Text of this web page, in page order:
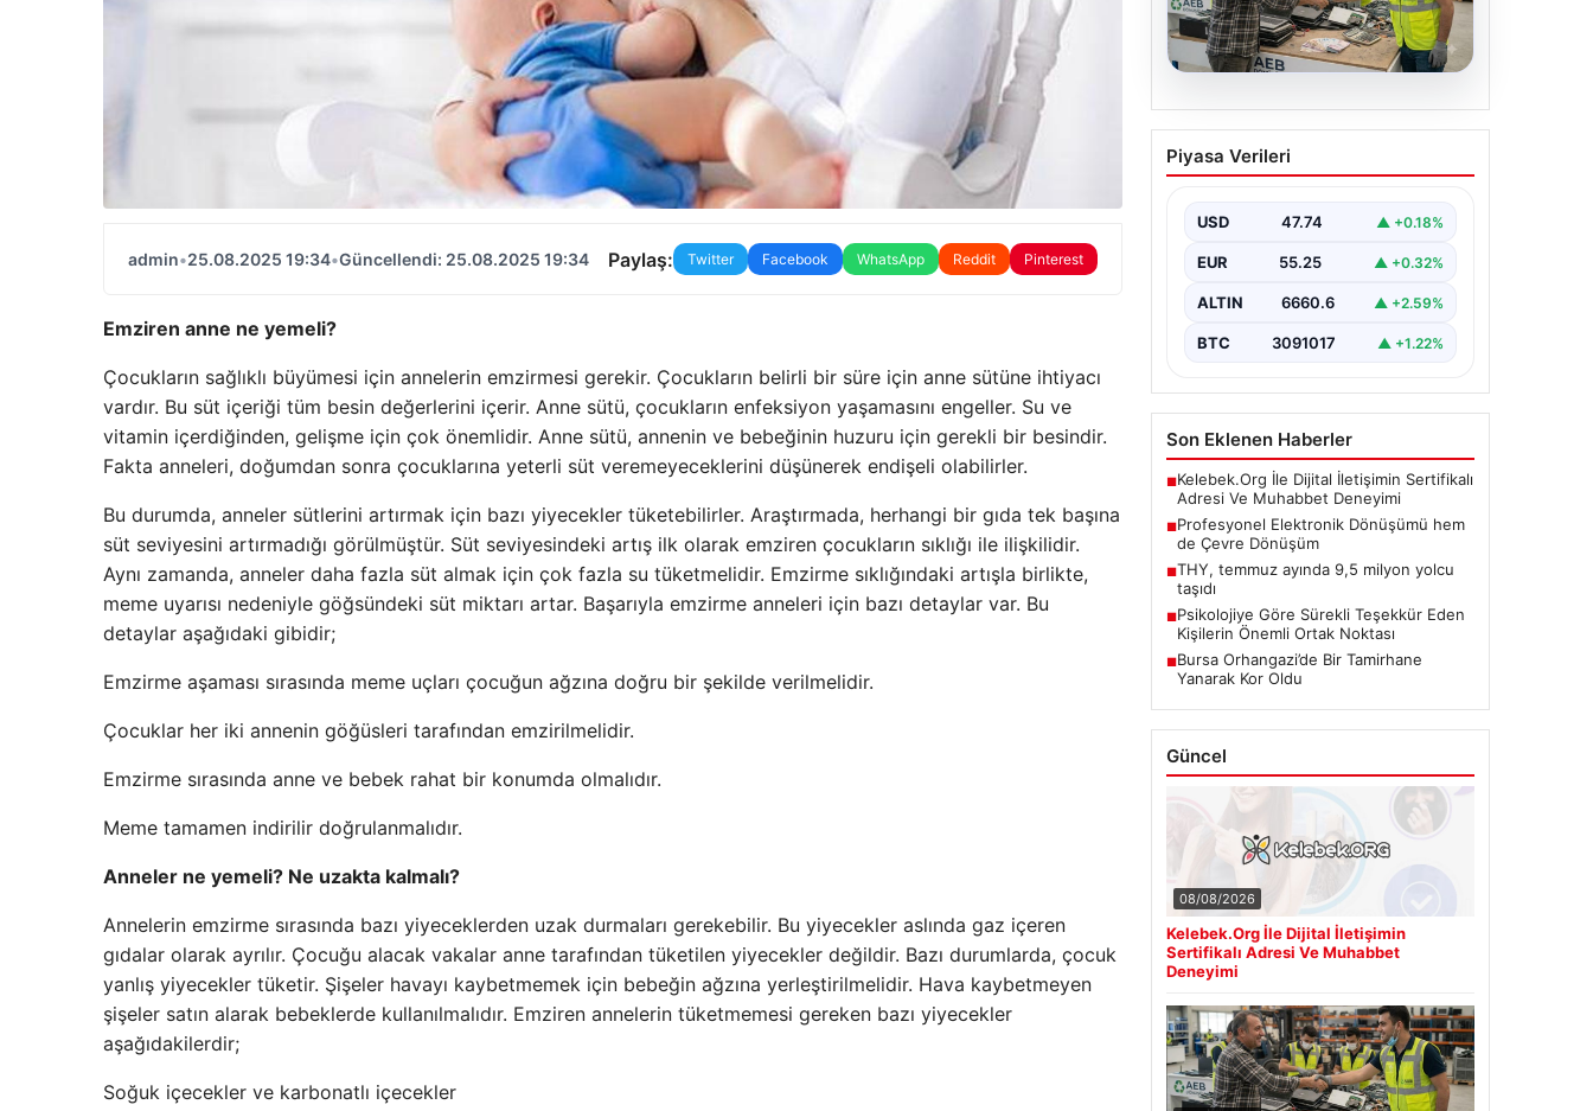
admin•25.08.2025 19:34•Güncellendi: 25.08.2025 19:34 Paylaş: Twitter Facebook WhatsApp Reddit Pinterest
Emziren anne ne yemeli?
Çocukların sağlıklı büyümesi için annelerin emzirmesi gerekir. Çocukların belirli bir süre için anne sütüne ihtiyacı
vardır. Bu süt içeriği tüm besin değerlerini içerir. Anne sütü, çocukların enfeksiyon yaşamasını engeller. Su ve
vitamin içerdiğinden, gelişme için çok önemlidir. Anne sütü, annenin ve bebeğinin huzuru için gerekli bir besindir.
Fakta anneleri, doğumdan sonra çocuklarına yeterli süt veremeyeceklerini düşünerek endişeli olabilirler.
Bu durumda, anneler sütlerini artırmak için bazı yiyecekler tüketebilirler. Araştırmada, herhangi bir gıda tek başına
süt seviyesini artırmadığı görülmüştür. Süt seviyesindeki artış ilk olarak emziren çocukların sıklığı ile ilişkilidir.
Aynı zamanda, anneler daha fazla süt almak için çok fazla su tüketmelidir. Emzirme sıklığındaki artışla birlikte,
meme uyarısı nedeniyle göğsündeki süt miktarı artar. Başarıyla emzirme anneleri için bazı detaylar var. Bu
detaylar aşağıdaki gibidir;
Emzirme aşaması sırasında meme uçları çocuğun ağzına doğru bir şekilde verilmelidir.
Çocuklar her iki annenin göğüsleri tarafından emzirilmelidir.
Emzirme sırasında anne ve bebek rahat bir konumda olmalıdır.
Meme tamamen indirilir doğrulanmalıdır.
Anneler ne yemeli? Ne uzakta kalmalı?
Annelerin emzirme sırasında bazı yiyeceklerden uzak durmaları gerekebilir. Bu yiyecekler aslında gaz içeren
gıdalar olarak ayrılır. Çocuğu alacak vakalar anne tarafından tüketilen yiyecekler değildir. Bazı durumlarda, çocuk
yanlış yiyecekler tüketir. Şişeler havayı kaybetmemek için bebeğin ağzına yerleştirilmelidir. Hava kaybetmeyen
şişeler satın alarak bebeklerde kullanılmalıdır. Emziren annelerin tüketmemesi gereken bazı yiyecekler
aşağıdakilerdir;
Soğuk içecekler ve karbonatlı içecekler
07.08.2026
milyon yolcu taşıdı
Piyasa Verileri
USD 47.74 ▲ +0.18%
EUR 55.25 ▲ +0.32%
ALTIN 6660.6 ▲ +2.59%
BTC 3091017 ▲ +1.22%
Son Eklenen Haberler
■Kelebek.Org İle Dijital İletişimin Sertifikalı
Adresi Ve Muhabbet Deneyimi
■Profesyonel Elektronik Dönüşümü hem
de Çevre Dönüşüm
■THY, temmuz ayında 9,5 milyon yolcu
taşıdı
■Psikolojiye Göre Sürekli Teşekkür Eden
Kişilerin Önemli Ortak Noktası
■Bursa Orhangazi’de Bir Tamirhane
Yanarak Kor Oldu
Güncel
08/08/2026
Kelebek.Org İle Dijital İletişimin
Sertifikalı Adresi Ve Muhabbet
Deneyimi